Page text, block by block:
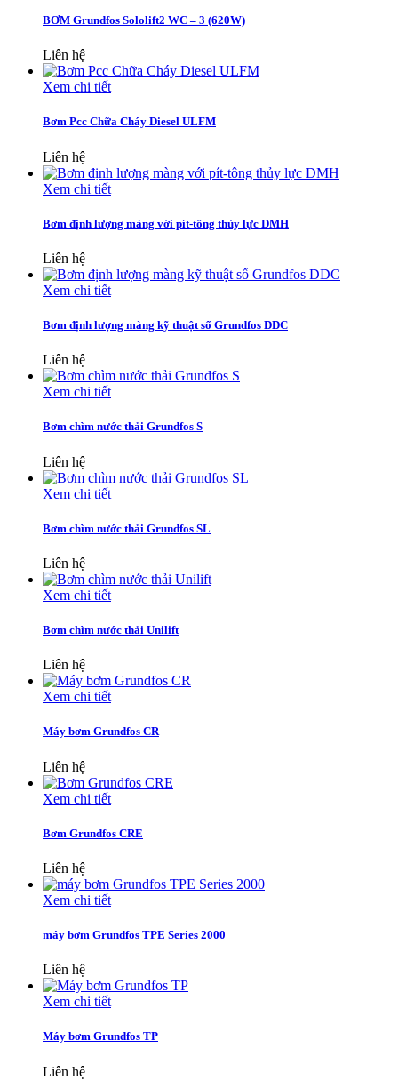
BƠM Grundfos Sololift2 WC – 3 (620W)
Liên hệ
Xem chi tiết
Bơm Pcc Chữa Cháy Diesel ULFM
Liên hệ
Xem chi tiết
Bơm định lượng màng với pít-tông thủy lực DMH
Liên hệ
Xem chi tiết
Bơm định lượng màng kỹ thuật số Grundfos DDC
Liên hệ
Xem chi tiết
Bơm chìm nước thải Grundfos S
Liên hệ
Xem chi tiết
Bơm chìm nước thải Grundfos SL
Liên hệ
Xem chi tiết
Bơm chìm nước thải Unilift
Liên hệ
Xem chi tiết
Máy bơm Grundfos CR
Liên hệ
Xem chi tiết
Bơm Grundfos CRE
Liên hệ
Xem chi tiết
máy bơm Grundfos TPE Series 2000
Liên hệ
Xem chi tiết
Máy bơm Grundfos TP
Liên hệ